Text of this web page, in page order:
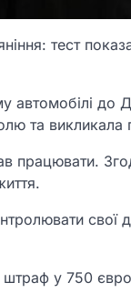
тест
автомобілі до
та викликала
працювати.
свої
штраф у 750